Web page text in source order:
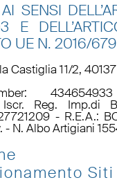
SENSI
E
UE N. 2016/679
Castiglia 11/2,
Reg. Imp.di
- R.E.A.:
- N. Albo Artigiani
Siti